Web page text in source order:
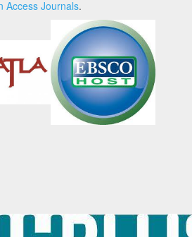
Access Journals.